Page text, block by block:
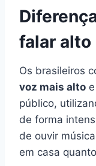
falar alto
Os brasileiros
voz mais alto
público,
de forma
de ouvir
em casa